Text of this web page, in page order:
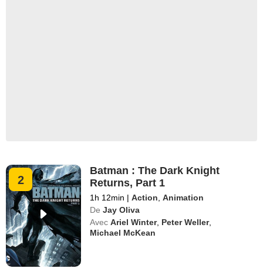
2
Batman : The Dark Knight
Returns, Part 1
1h 12min | Action ,Animation
De Jay Oliva
Avec Ariel Winter, Peter Weller,
Michael McKean